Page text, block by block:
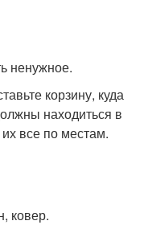
ненужное.
корзину, куда
находиться в
все по местам.
ковер.